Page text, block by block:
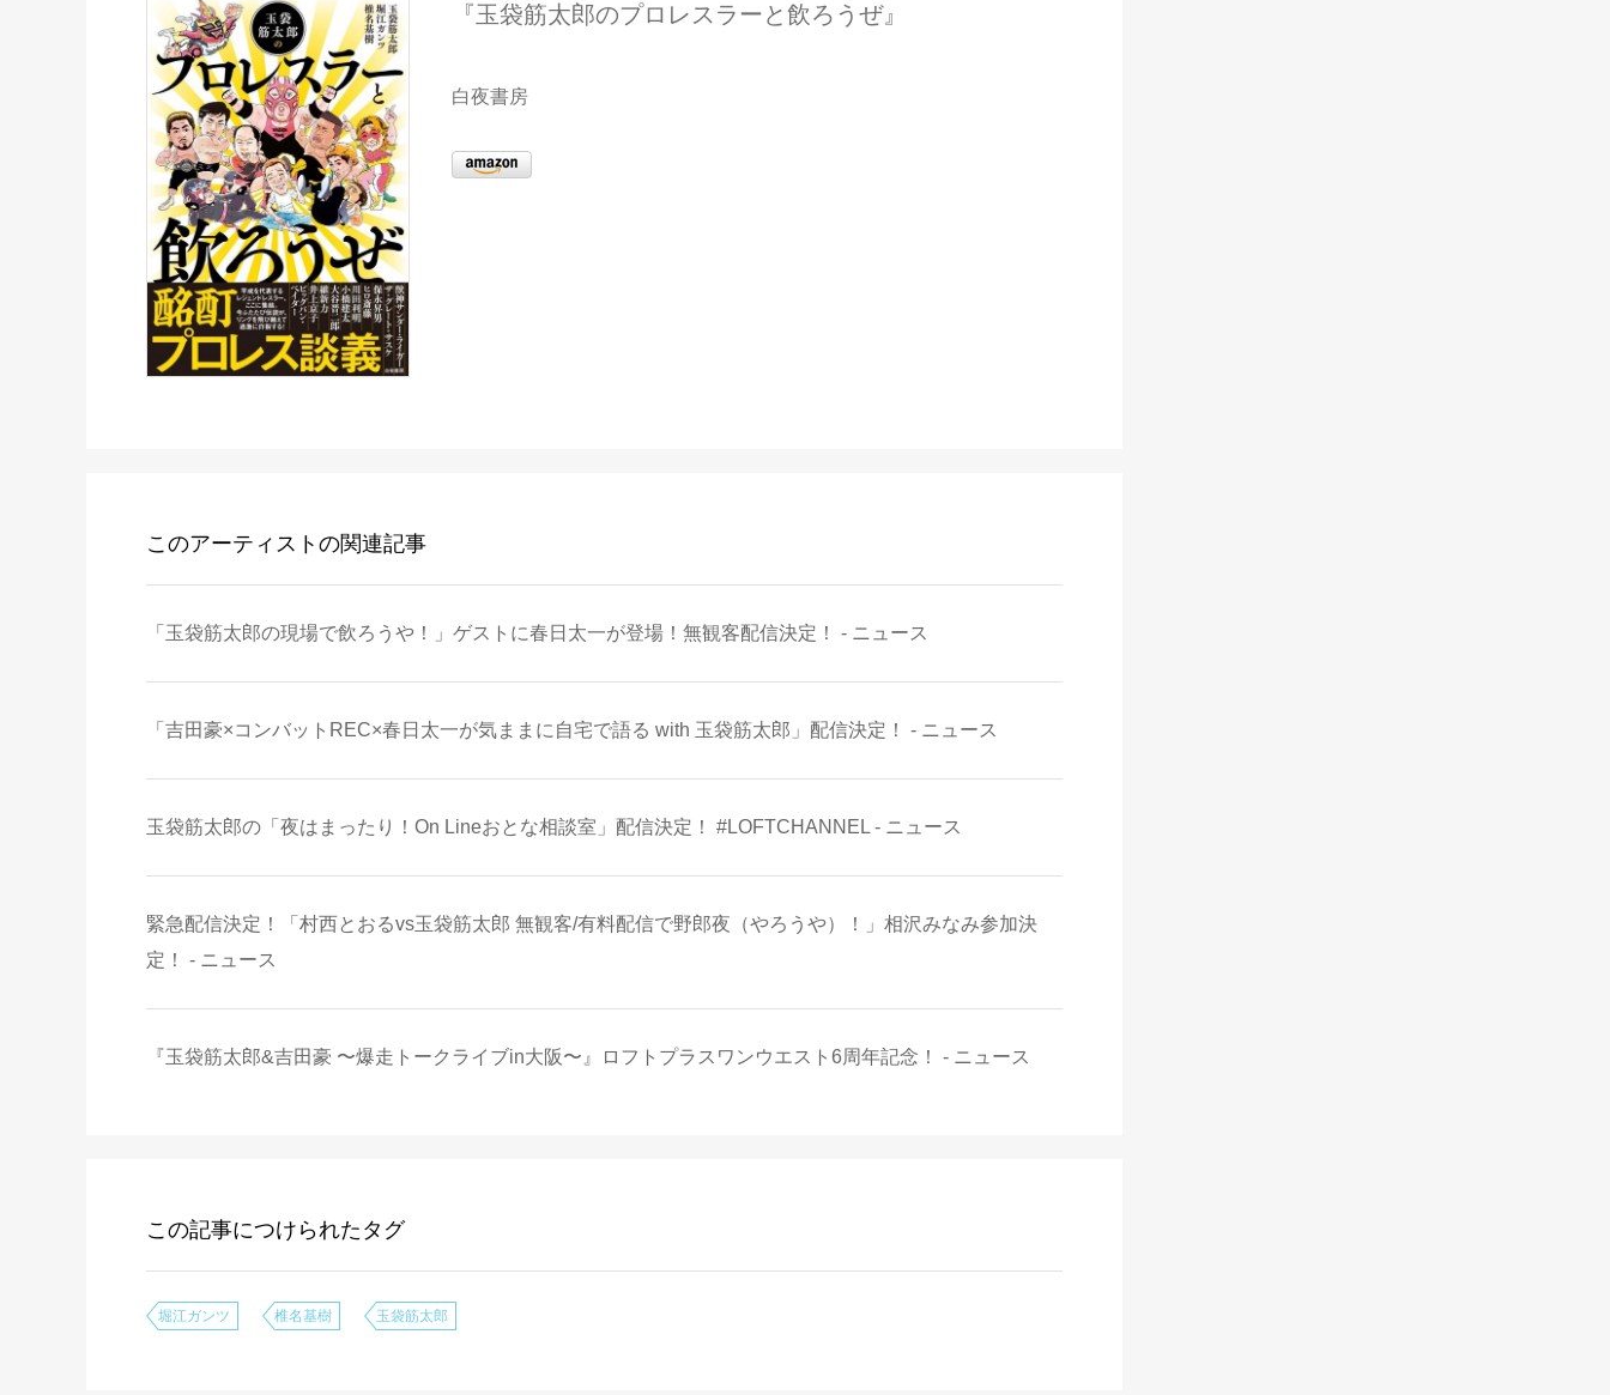
『玉袋筋太郎のプロレスラーと飲ろうぜ』
白夜書房
このアーティストの関連記事
「玉袋筋太郎の現場で飲ろうや！」ゲストに春日太一が登場！無観客配信決定！ - ニュース
「吉田豪×コンバットREC×春日太一が気ままに自宅で語る with 玉袋筋太郎」配信決定！ - ニュース
玉袋筋太郎の「夜はまったり！On Lineおとな相談室」配信決定！ #LOFTCHANNEL - ニュース
緊急配信決定！「村西とおるvs玉袋筋太郎 無観客/有料配信で野郎夜（やろうや）！」相沢みなみ参加決
定！ - ニュース
『玉袋筋太郎&吉田豪 〜爆走トークライブin大阪〜』ロフトプラスワンウエスト6周年記念！ - ニュース
この記事につけられたタグ
堀江ガンツ 椎名基樹 玉袋筋太郎